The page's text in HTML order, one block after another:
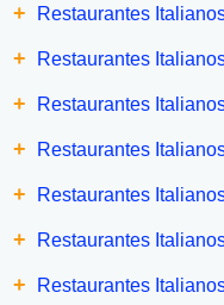
+ Restaurantes
+ Restaurantes
+ Restaurantes
+ Restaurantes
+ Restaurantes
+ Restaurantes
+ Restaurantes